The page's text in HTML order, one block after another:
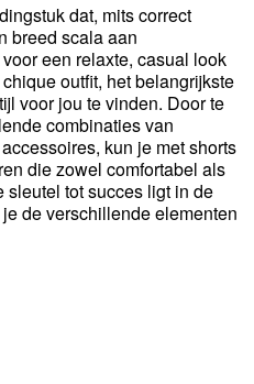
dat, mits correct
breed scala aan
een relaxte, casual look
outfit, het belangrijkste
voor jou te vinden. Door te
combinaties van
kun je met shorts
die zowel comfortabel als
sleutel tot succes ligt in de
de verschillende elementen